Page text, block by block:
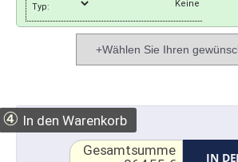
Typ:
+Wählen Sie Ihren
④ In den Warenkorb
IN
Gesamtsumme